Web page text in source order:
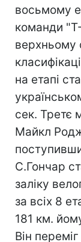
восьмому
команди
верхньому
на етапі
сек. Третє
Майкл
С.Гончар
заліку
за всіх 8
181 км.
Він